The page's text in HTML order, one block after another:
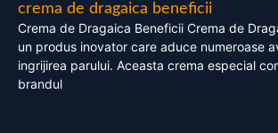
crema de dragaica beneficii
Crema de Dragaica Beneficii Crema de
un produs inovator care aduce numeroase
ingrijirea parului. Aceasta crema especial
brandul